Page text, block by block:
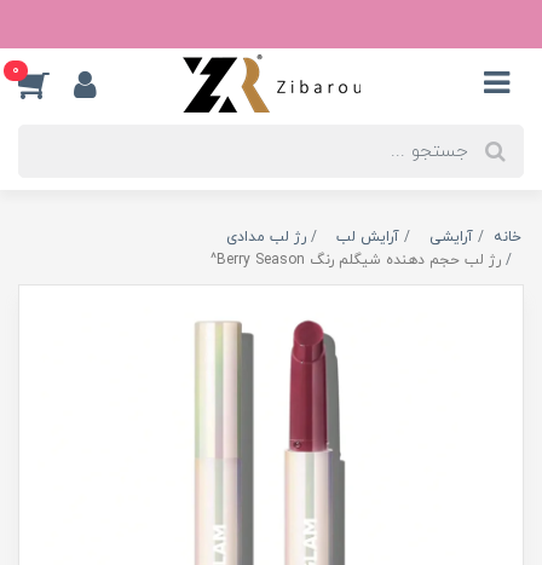
0
خانه آرایشی آرایش لب
رژ لب مدادی
رژ لب حجم دهنده شیگلم رنگ Berry Season^